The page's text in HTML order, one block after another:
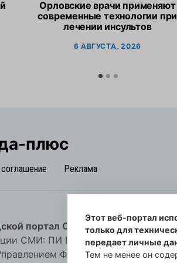
Орловские врачи применяют
современные технологии при
лечении инсультов
6 АВГУСТА, 2026
плюс
Реклама
портал Орловская cреда-
СМИ: ПИ №57-00254 от 29
Федеральной службы
Этот веб-портал
только для
передает личные
Тем не менее он